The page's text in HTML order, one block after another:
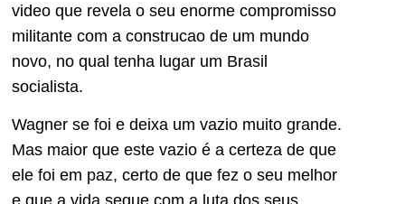
video que revela o seu enorme compromisso
militante com a construcao de um mundo
novo, no qual tenha lugar um Brasil
socialista.
Wagner se foi e deixa um vazio muito grande.
Mas maior que este vazio é a certeza de que
ele foi em paz, certo de que fez o seu melhor